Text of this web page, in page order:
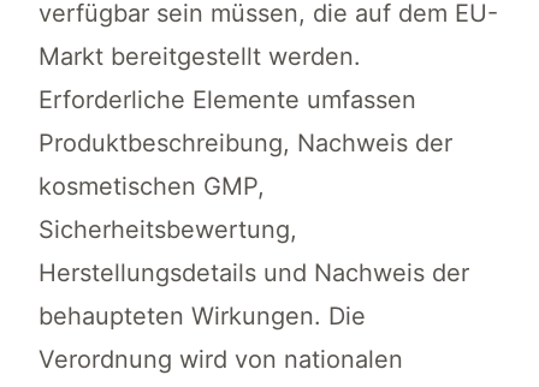
verfügbar sein müssen, die auf dem EU-
Markt bereitgestellt werden.
Erforderliche Elemente umfassen
Produktbeschreibung, Nachweis der
kosmetischen GMP,
Sicherheitsbewertung,
Herstellungsdetails und Nachweis der
behaupteten Wirkungen. Die
Verordnung wird von nationalen